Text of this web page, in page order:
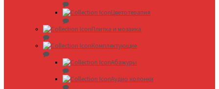
Цветотерапия
Плитка и мозаика
Комплектующие
Абажуры
Аудио колонки